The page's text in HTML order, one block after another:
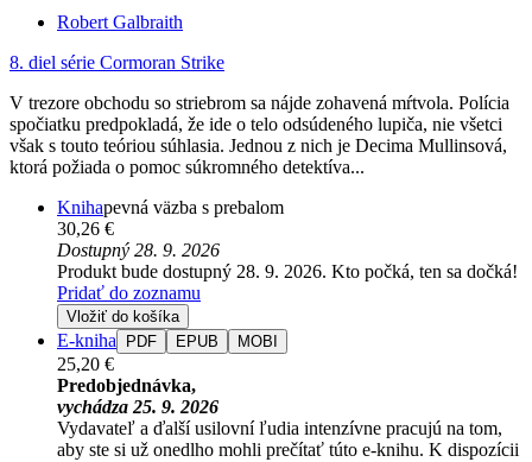
Robert Galbraith
8. diel série Cormoran Strike
V trezore obchodu so striebrom sa nájde zohavená mŕtvola. Polícia
spočiatku predpokladá, že ide o telo odsúdeného lupiča, nie všetci
však s touto teóriou súhlasia. Jednou z nich je Decima Mullinsová,
ktorá požiada o pomoc súkromného detektíva...
Knihapevná väzba s prebalom
30,26 €
Dostupný 28. 9. 2026
Produkt bude dostupný 28. 9. 2026. Kto počká, ten sa dočká!
Pridať do zoznamu
Vložiť do košíka
E-kniha PDF EPUB MOBI
25,20 €
Predobjednávka,
vychádza 25. 9. 2026
Vydavateľ a ďalší usilovní ľudia intenzívne pracujú na tom,
aby ste si už onedlho mohli prečítať túto e-knihu. K dispozícii